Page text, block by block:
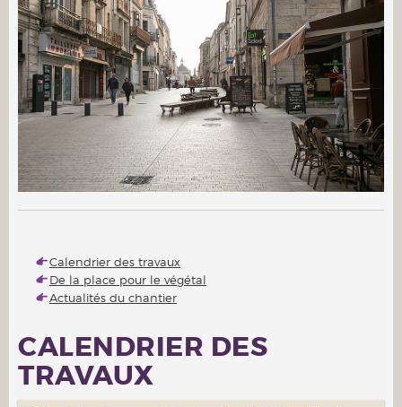
Calendrier des travaux
De la place pour le végétal
Actualités du chantier
CALENDRIER DES
TRAVAUX